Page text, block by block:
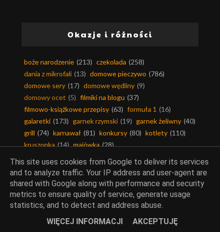
Okazje i różności
boże narodzenie (213) czekolada (258)
dania z mikrofali (13) domowe pieczywo (786)
domowe sery (17) domowe wędliny (9)
domowy ocet (5) filmiki na blogu (37)
filmowo-książkowe przepisy (63) formuła 1 (16)
galaretki (173) garnek rzymski (19) garnek żeliwny (40)
grill (74) karnawał (81) konkursy (80) kotlety (110)
kruszonka (14) majówka (28)
na zakwasie i na drożdżach
nie marnujmy żywności
(36) orzechy
(541)
potrzebne w kuchni (29) przekąski (126)
przepisy z prl-u (51) przystawki (153) recenzje (8)
rozmaitości (188) sery (1549) sylwester (81)
(271) wyróżnienia i nagrody
This site uses cookies from Google to deliver its services
and to analyze traffic. Your IP address and user-agent are
shared with Google along with performance and security
metrics to ensure quality of service, generate usage
statistics, and to detect and address abuse.
WIĘCEJ INFORMACJI
AKCEPTUJĘ